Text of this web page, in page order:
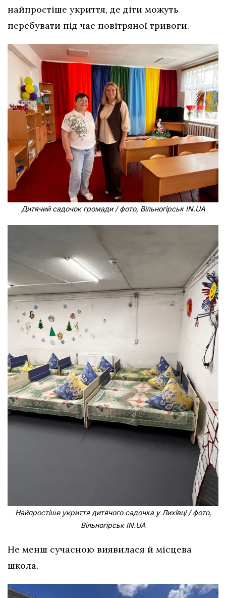
найпростіше укриття, де діти можуть
перебувати під час повітряної тривоги.
Дитячий садочок громади / фото, Вільногірськ IN.UA
Найпростіше укриття дитячого садочка у Лихівці / фото,
Вільногірськ IN.UA
Не менш сучасною виявилася й місцева
школа.